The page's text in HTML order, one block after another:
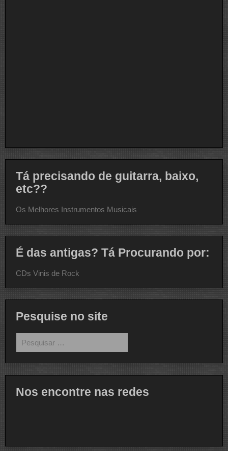
Tá precisando de guitarra, baixo,
etc??
Os Melhores Instrumentos Musicais
É das antigas? Tá Procurando por:
CDs Vinis de Rock
Pesquise no site
por:
Nos encontre nas redes